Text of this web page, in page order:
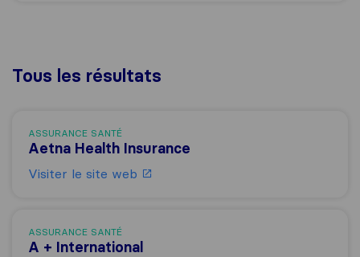
Tous les résultats
ASSURANCE SANTÉ
Aetna Health Insurance
Visiter le site web
ASSURANCE SANTÉ
A + International